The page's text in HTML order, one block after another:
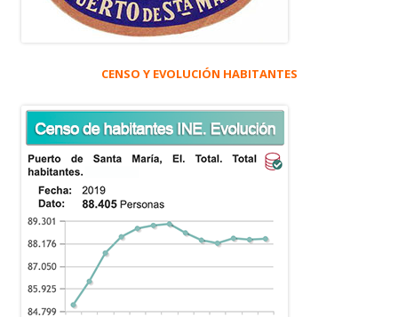
CENSO Y EVOLUCIÓN HABITANTES